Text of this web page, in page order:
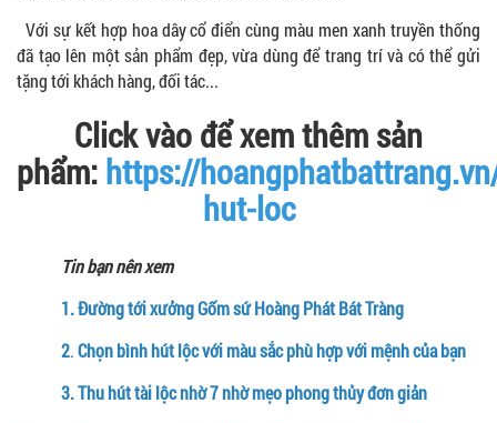
Với sự kết hợp hoa dây cổ điển cùng màu men xanh truyền thống
đã tạo lên một sản phẩm đẹp, vừa dùng để trang trí và có thể gửi
tặng tới khách hàng, đối tác...
Click vào để xem thêm sản
phẩm: https://
hut-loc
Tin bạn nên xem
1.Đường tới xưởng Gốm sứ Hoàng Phát Bát Tràng
2.Chọn bình hút lộc với màu sắc phù hợp với mệnh của bạn
3.Thu hút tài lộc nhờ 7 nhờ mẹo phong thủy đơn giản